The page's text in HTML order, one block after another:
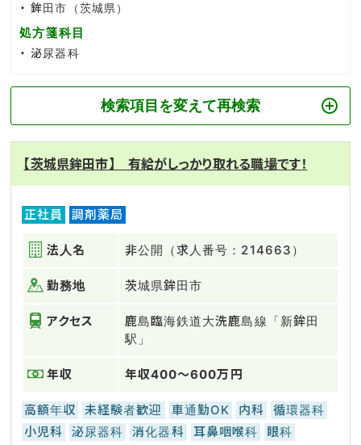
鉾田市（茨城県）
処方箋科目
泌尿器科
検索項目を変えて再検索
【茨城県鉾田市】 有給がしっかり取れる職場です！
正社員 調剤薬局
法人名 非公開（求人番号：214663）
勤務地 茨城県鉾田市
アクセス
鹿島臨海鉄道大洗鹿島線「新鉾田
駅」
年収 年収400～600万円
高額年収 未経験者歓迎 車通勤OK 内科
循環器科
小児科
泌尿器科 消化器科 耳鼻咽喉科
眼科